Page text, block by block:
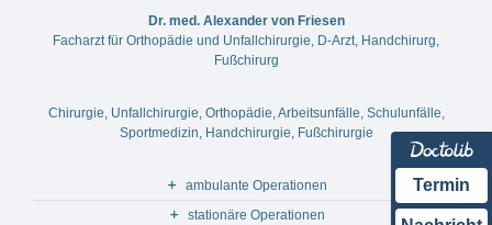
Termin
Dr. med. Alexander von Friesen
Facharzt für Orthopädie und Unfallchirurgie, D-Arzt, Handchirurg,
Fußchirurg
Chirurgie, Unfallchirurgie, Orthopädie, Arbeitsunfälle, Schulunfälle,
Sport­medizin, Handchirurgie, Fußchirurgie
ambulante Operationen
stationäre Operationen